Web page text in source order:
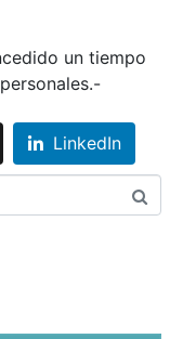
un tiempo
LinkedIn